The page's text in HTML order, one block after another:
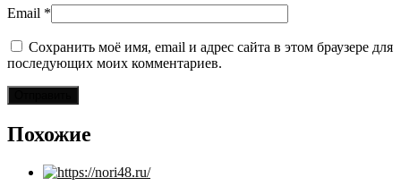
Email *
Сохранить моё имя, email и адрес сайта в этом браузере для
последующих моих комментариев.
Похожие